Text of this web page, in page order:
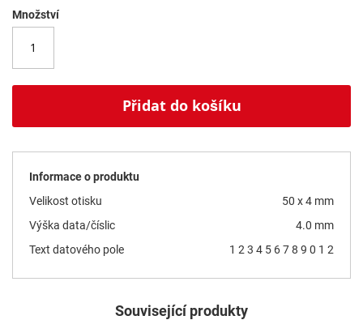
Množství
Přidat do košíku
Informace o produktu
Velikost otisku
50 x 4 mm
Výška data/číslic
4.0 mm
Text datového pole
1 2 3 4 5 6 7 8 9 0 1 2
Související produkty